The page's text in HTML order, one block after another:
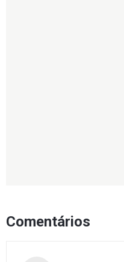
Comentários